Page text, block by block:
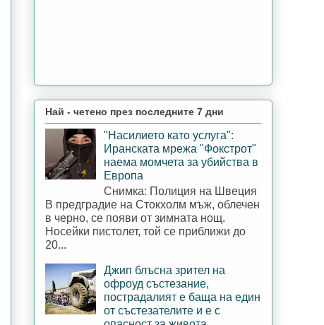
Най - четено през последните 7 дни
"Насилието като услуга":
Иранската мрежа "Фокстрот"
наема момчета за убийства в
Европа
Снимка: Полиция на Швеция
В предградие на Стокхолм мъж, облечен
в черно, се появи от зимната нощ.
Носейки пистолет, той се приближи до
20...
Джип блъсна зрител на
офроуд състезание,
пострадалият е баща на един
от състезателите и е с